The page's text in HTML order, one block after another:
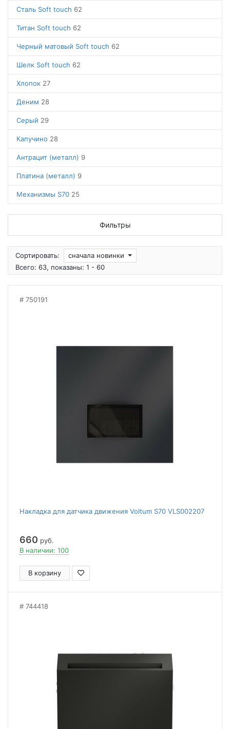
Сталь Soft touch 62
Титан Soft touch 62
Черный матовый Soft touch 62
Шелк Soft touch 62
Хлопок 27
Деним 28
Серый 29
Капучино 28
Антрацит (металл) 9
Платина (металл) 9
Механизмы S70 25
Фильтры
Сортировать:
сначала новинки
Всего: 63, показаны: 1 - 60
750191
Накладка для датчика движения Voltum S70 VLS002207
660 руб.
В наличии: 100
В корзину
744418